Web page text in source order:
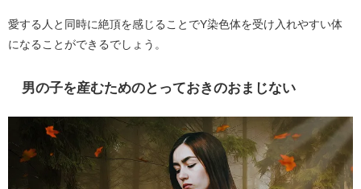
愛する人と同時に絶頂を感じることでY染色体を受け入れやすい体
になることができるでしょう。
男の子を産むためのとっておきのおまじない